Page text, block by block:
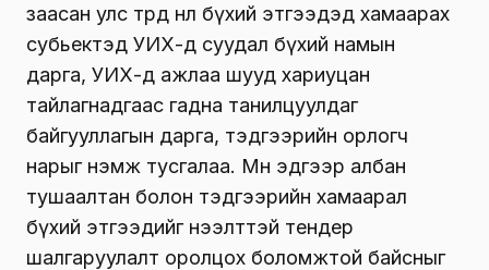
заасан улс төрд нөлөө бүхий этгээдэд хамаарах
субьектэд УИХ-д суудал бүхий намын
дарга, УИХ-д ажлаа шууд хариуцан
тайлагнадгаас гадна танилцуулдаг
байгууллагын дарга, тэдгээрийн орлогч
нарыг нэмж тусгалаа. Мөн эдгээр албан
тушаалтан болон тэдгээрийн хамаарал
бүхий этгээдийг нээлттэй тендер
шалгаруулалт оролцох боломжтой байсныг